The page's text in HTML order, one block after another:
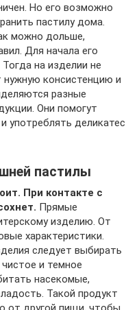
Но его возможно
пастилу дома.
можно дольше,
Для начала его
на изделии не
нужную консистенцию и
разные
Они помогут
употреблять деликатес
пастилы
При контакте с
Прямые
изделию. От
характеристики.
следует выбирать
и темное
насекомые,
Такой продукт